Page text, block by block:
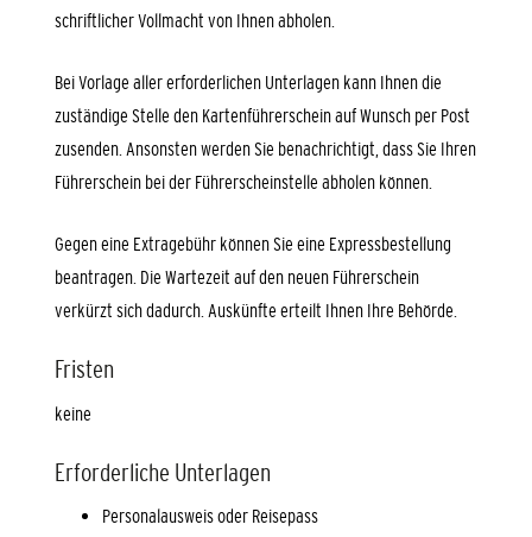
schriftlicher Vollmacht von Ihnen abholen.
Bei Vorlage aller erforderlichen Unterlagen kann Ihnen die
zuständige Stelle den Kartenführerschein auf Wunsch per Post
zusenden. Ansonsten werden Sie benachrichtigt, dass Sie Ihren
Führerschein bei der Führerscheinstelle abholen können.
Gegen eine Extragebühr können Sie eine Expressbestellung
beantragen. Die Wartezeit auf den neuen Führerschein
verkürzt sich dadurch. Auskünfte erteilt Ihnen Ihre Behörde.
Fristen
keine
Erforderliche Unterlagen
Personalausweis oder Reisepass